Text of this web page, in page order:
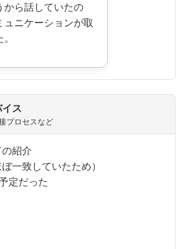
ーしました
フォローしませんか？
から話していたの
ニケーションが取
ス
プロセスなど
の紹介
一致していたため）
定だった